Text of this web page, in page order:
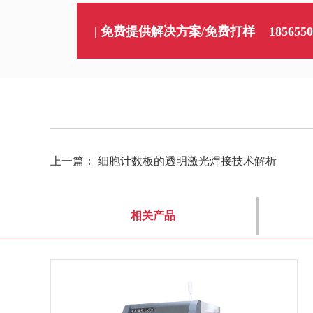
| 免费提供解决方案/免费打样
上一篇： 细胞计数板的透明激光焊接技术解析
相关产品